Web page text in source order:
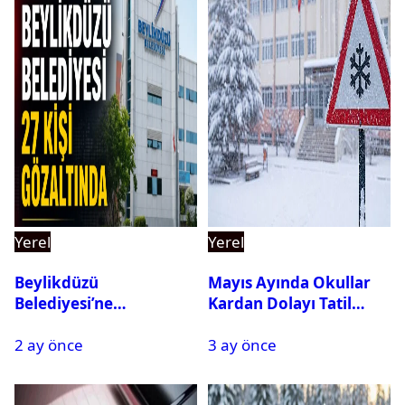
Yerel
Beylikdüzü
Belediyesi’ne
Gözaltına Alındı
2 ay önce
Yerel
Mayıs Ayında Okullar
Kardan Dolayı Tatil
3 ay önce